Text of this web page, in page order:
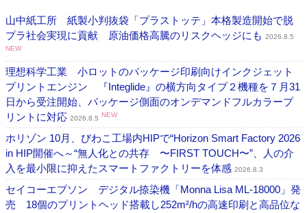
山中紙工所 紙製小判抜袋「プラストッテ」本格製造開始で脱
プラ社会実現に貢献 原油価格高騰のリスクヘッジにも 2026.8.5
NEW
理想科学工業 小ロットのパッケージ印刷向けインクジェット
プリントエンジン 『Integlide』の横方向タイプ２機種を７月31
日から受注開始、パッケージ側面のオンデマンドフルカラープ
リントに対応 2026.8.5 NEW
ホリゾン 10月、びわこ工場内HIPで“Horizon Smart Factory 2026
in HIP開催へ～“無人化との共存 〜FIRST TOUCH〜”、人の介
入を最小限に抑えたスマートファクトリーを体感 2026.8.3
セイコーエプソン デジタル捺染機「Monna Lisa ML-18000」発
売 18個のプリントヘッド搭載し252m²/hの高速印刷と高品位な